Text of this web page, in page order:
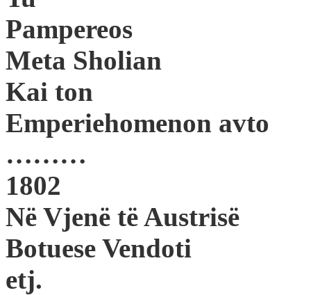
Pampereos
Meta Sholian
Kai ton
Emperiehomenon avto
………
1802
Në Vjenë të Austrisë
Botuese Vendoti
etj.